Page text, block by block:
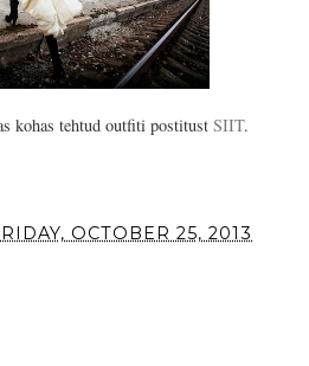
kohas tehtud outfiti postitust SIIT.
OCTOBER 25, 2013